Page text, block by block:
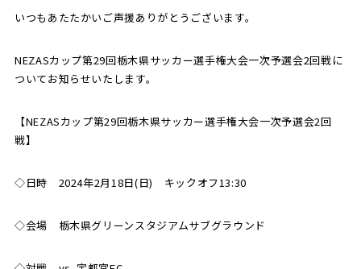
SCHOOL
スクール
CP SOCCER
CPサッカー
SPORTS
CASA
オリジナルグッズ
いつもあたたかいご声援ありがとうございます。
NEZASカップ第29回栃木県サッカー選手権大会一次予選会2回戦に
ついてお知らせいたします。
【NEZASカップ第29回栃木県サッカー選手権大会一次予選会2回
戦】
◇日時 2024年2月18日(日) キックオフ13:30
◇会場 栃木県グリーンスタジアムサブグラウンド